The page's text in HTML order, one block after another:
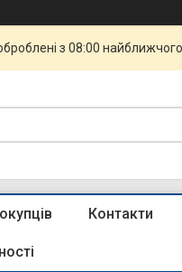
з 08:00
Контакти